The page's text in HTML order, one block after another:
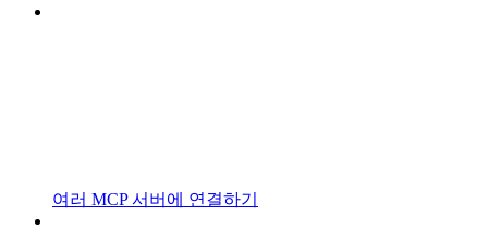
여러 MCP 서버에 연결하기